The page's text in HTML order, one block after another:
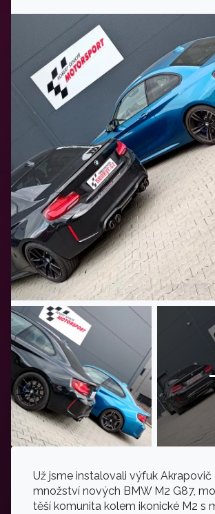
Už jsme instalovali výfuk Akrapovič
množství nových BMW M2 G87,
těší komunita kolem ikonické M2 s